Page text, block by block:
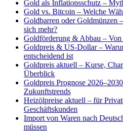
Gold als Inflationsschutz –
Gold vs. Bitcoin – Welche
Goldbarren oder Goldmünzen
sich mehr?
Goldförderung & Abbau –
Goldpreis & US-Dollar –
entscheidend ist
Goldpreis aktuell – Kurse,
Überblick
Goldpreis Prognose
Zukunftstrends
Heizölpreise aktuell – für
Geschäftskunden
Import von Waren nach
müssen